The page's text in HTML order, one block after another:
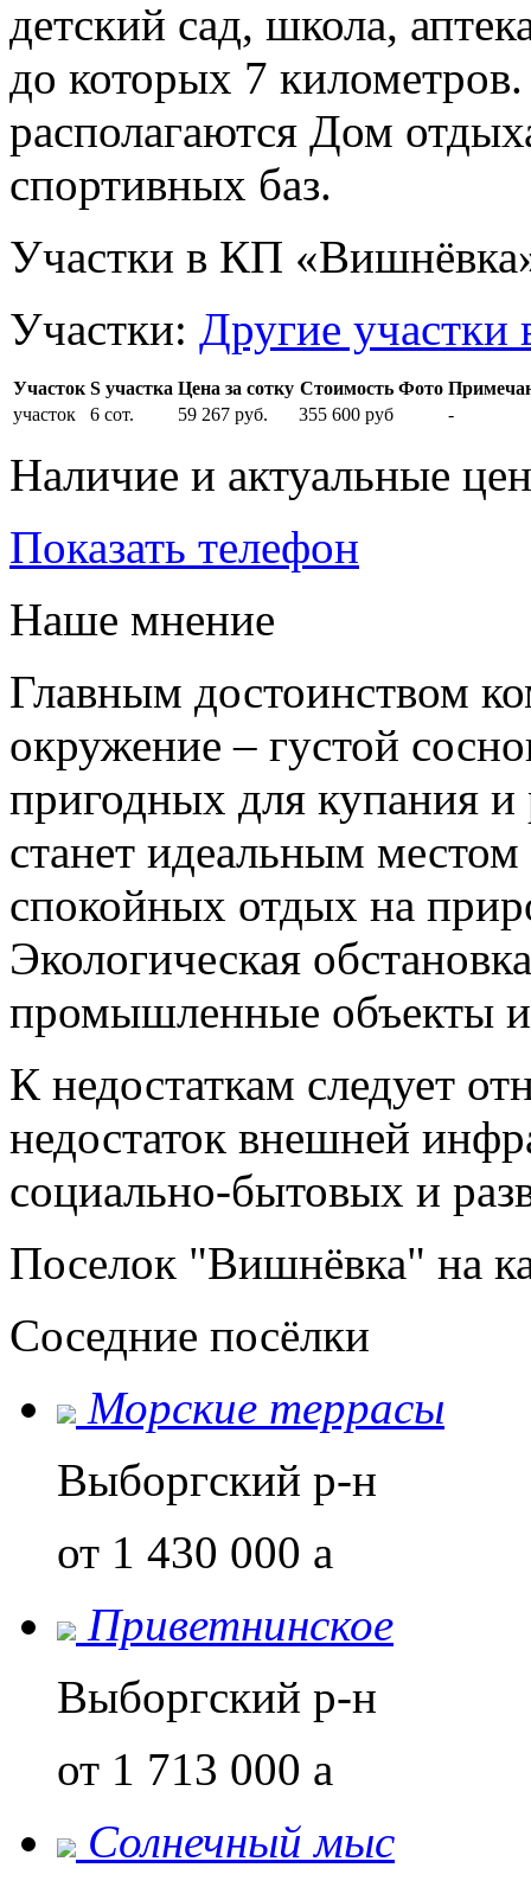
детский сад, школа,
до которых 7
располагаются Дом
спортивных баз.
Участки в КП
Участки: Другие
Участок S участка Цена за сотку Стоимость Фото
участок
6 сот. 59 267 руб. 355 600 руб -
Наличие и актуальные
Показать телефон
Наше мнение
Главным достоинством
окружение – густой
пригодных для купания
станет идеальным
спокойных отдых на
Экологическая
промышленные объекты
К недостаткам следует
недостаток внешней
социально-бытовых и
Поселок "Вишнёвка" на
Соседние посёлки
Морские террасы
Выборгский р-н
от 1 430 000 a
Приветнинское
Выборгский р-н
от 1 713 000 a
Солнечный мыс